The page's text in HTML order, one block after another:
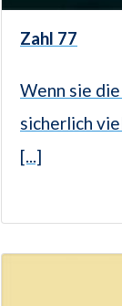
Zahl 77
Wenn sie
sicherlich
[...]